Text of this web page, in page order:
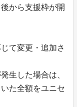
から支援枠が開
て変更・追加さ
生した場合は、
た全額をユニセ